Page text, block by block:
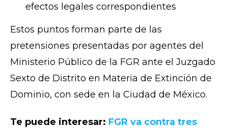
efectos legales correspondientes
Estos puntos forman parte de las
pretensiones presentadas por agentes del
Ministerio Público de la FGR ante el Juzgado
Sexto de Distrito en Materia de Extinción de
Dominio, con sede en la Ciudad de México.
Te puede interesar: FGR va contra tres